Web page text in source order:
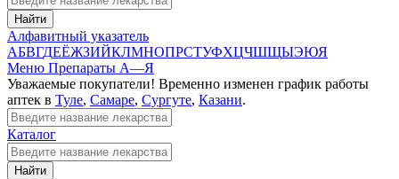
Найти
Алфавитный указатель
АБВГДЕЁЖЗИЙКЛМНОПРСТУФХЦЧШЩЫЭЮЯ
Меню Препараты А—Я
Уважаемые покупатели! Временно изменен график работы
аптек в Туле, Самаре, Сургуте, Казани.
Каталог
Найти